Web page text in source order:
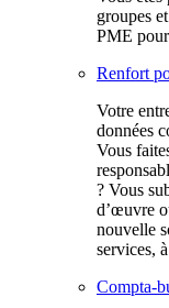
groupes
PME
Renfort
Votre
données
Vous
? Vous
d’œuvre
nouvelle
services,
Compta-